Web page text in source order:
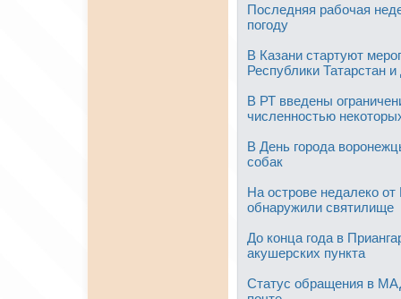
Последняя рабочая
погоду
В Казани стартуют
Республики Татарстан
В РТ введены
численностью
В День города
собак
На острове недалеко
обнаружили святилище
До конца года в
акушерских пункта
Cтатус обращения в